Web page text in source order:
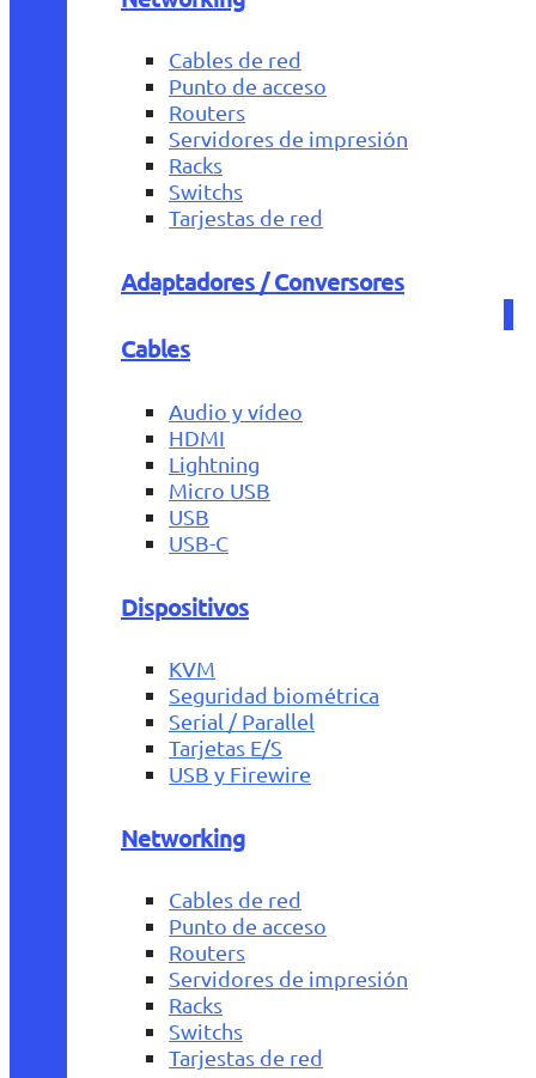
Cables de red
Punto de acceso
Routers
Servidores de impresión
Racks
Switchs
Tarjestas de red
Adaptadores / Conversores
Cables
Audio y vídeo
HDMI
Lightning
Micro USB
USB
USB-C
Dispositivos
KVM
Seguridad biométrica
Serial / Parallel
Tarjetas E/S
USB y Firewire
Networking
Cables de red
Punto de acceso
Routers
Servidores de impresión
Racks
Switchs
Tarjestas de red